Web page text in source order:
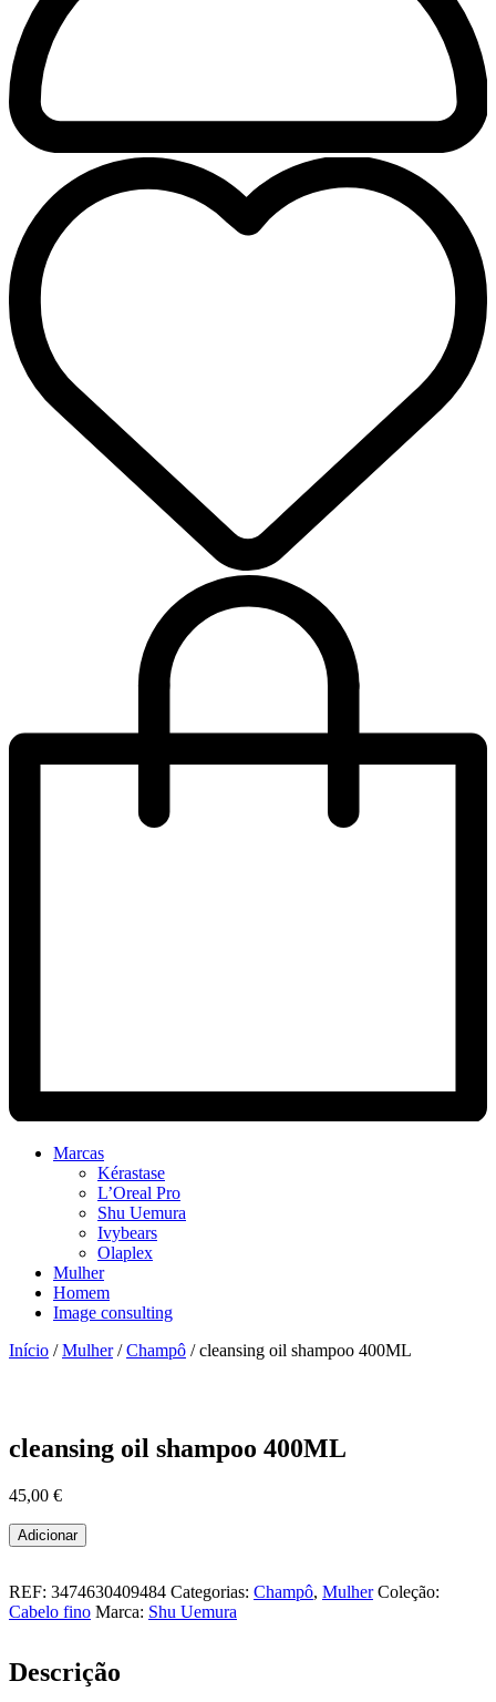
Marcas
Kérastase
L’Oreal Pro
Shu Uemura
Ivybears
Olaplex
Mulher
Homem
Image consulting
Início /Mulher/Champô / cleansing oil shampoo 400ML
cleansing oil shampoo 400ML
45,00 €
Quantidade
de
oil
shampoo
Adicionar
REF: 3474630409484 Categorias: Champô, Mulher Coleção:
Cabelo fino Marca: Shu Uemura
Descrição